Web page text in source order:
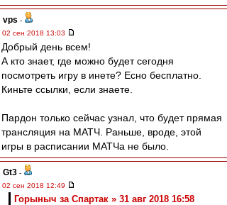
vps -
02 сен 2018 13:03
Добрый день всем!
А кто знает, где можно будет сегодня
посмотреть игру в инете? Есно бесплатно.
Киньте ссылки, если знаете.
Пардон только сейчас узнал, что будет прямая
трансляция на МАТЧ. Раньше, вроде, этой
игры в расписании МАТЧа не было.
Gt3 -
02 сен 2018 12:49
Горыныч за Спартак » 31 авг 2018 16:58